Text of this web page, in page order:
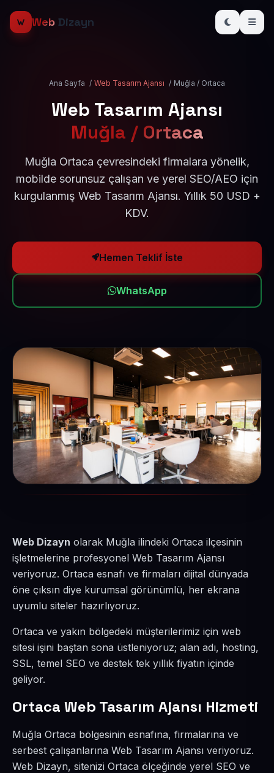
Web Dizayn
Ana Sayfa / Web Tasarım Ajansı / Muğla / Ortaca
Web Tasarım Ajansı
Muğla / Ortaca
Muğla Ortaca çevresindeki firmalara yönelik,
mobilde sorunsuz çalışan ve yerel SEO/AEO için
kurgulanmış Web Tasarım Ajansı. Yıllık 50 USD +
KDV.
Hemen Teklif İste
WhatsApp
Web Dizayn olarak Muğla ilindeki Ortaca ilçesinin
işletmelerine profesyonel Web Tasarım Ajansı
veriyoruz. Ortaca esnafı ve firmaları dijital dünyada
öne çıksın diye kurumsal görünümlü, her ekrana
uyumlu siteler hazırlıyoruz.
Ortaca ve yakın bölgedeki müşterilerimiz için web
sitesi işini baştan sona üstleniyoruz; alan adı, hosting,
SSL, temel SEO ve destek tek yıllık fiyatın içinde
geliyor.
Ortaca Web Tasarım Ajansı Hizmeti
Muğla Ortaca bölgesinin esnafına, firmalarına ve
serbest çalışanlarına Web Tasarım Ajansı veriyoruz.
Web Dizayn, sitenizi Ortaca ölçeğinde yerel SEO ve